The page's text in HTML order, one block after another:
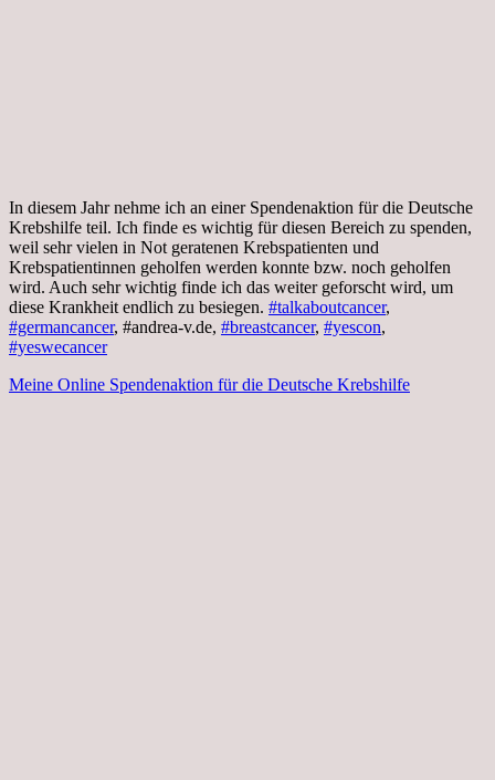
In diesem Jahr nehme ich an einer Spendenaktion für die Deutsche
Krebshilfe teil. Ich finde es wichtig für diesen Bereich zu spenden,
weil sehr vielen in Not geratenen Krebspatienten und
Krebspatientinnen geholfen werden konnte bzw. noch geholfen
wird. Auch sehr wichtig finde ich das weiter geforscht wird, um
diese Krankheit endlich zu besiegen. #talkaboutcancer,
#germancancer, #andrea-v.de, #breastcancer, #yescon,
#yeswecancer
Meine Online Spendenaktion für die Deutsche Krebshilfe